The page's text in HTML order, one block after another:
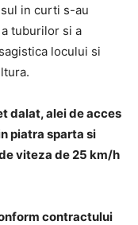
in curti s-au
tuburilor si a
locului si
dalat, alei de acces
piatra sparta si
viteza de 25 km/h
contractului